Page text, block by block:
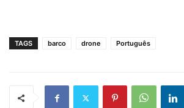
TAGS barco drone Português